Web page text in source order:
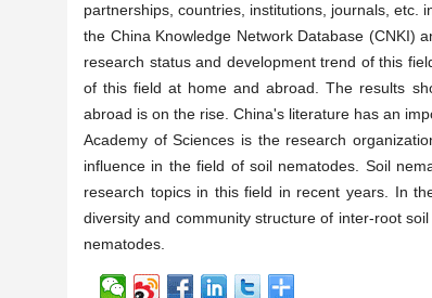
partnerships, countries, institutions, journals, etc.
the China Knowledge Network Database (CNKI)
research status and development trend of this
of this field at home and abroad. The results
abroad is on the rise. China's literature has an
Academy of Sciences is the research
influence in the field of soil nematodes. Soil
research topics in this field in recent years. In
diversity and community structure of inter-root
nematodes.